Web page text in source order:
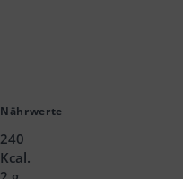
Nährwerte
240
Kcal.